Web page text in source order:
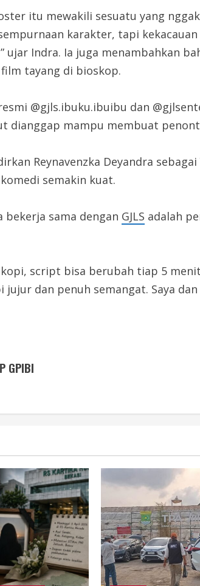
itu mewakili sesuatu yang
karakter, tapi
Indra. Ia juga menambahkan
tayang di bioskop.
@gjls.ibuku.ibuibu dan
dianggap mampu membuat
Reynavenzka Deyandra
semakin kuat.
sama dengan GJLS adalah
script bisa berubah tiap 5
dan penuh semangat. Saya
GPIBI